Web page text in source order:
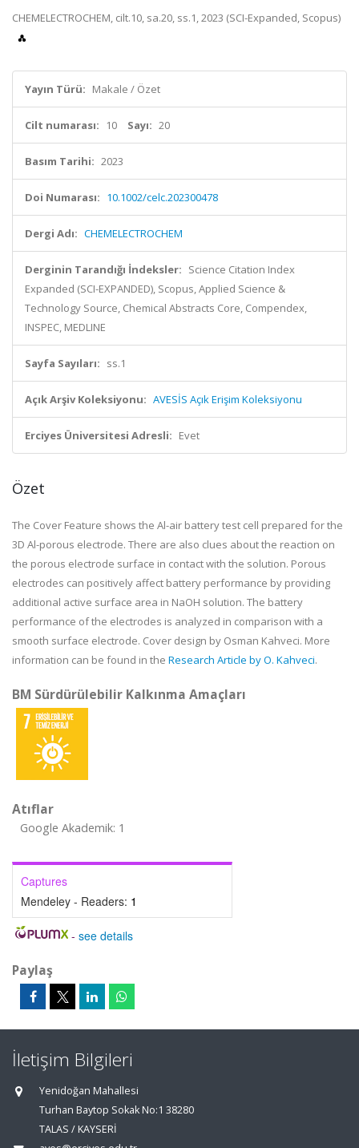
CHEMELECTROCHEM, cilt.10, sa.20, ss.1, 2023 (SCI-Expanded, Scopus)
Yayın Türü: Makale / Özet
Cilt numarası: 10 Sayı: 20
Basım Tarihi: 2023
Doi Numarası: 10.1002/celc.202300478
Dergi Adı: CHEMELECTROCHEM
Derginin Tarandığı İndeksler: Science Citation Index
Expanded (SCI-EXPANDED), Scopus, Applied Science &
Technology Source, Chemical Abstracts Core, Compendex,
INSPEC, MEDLINE
Sayfa Sayıları: ss.1
Açık Arşiv Koleksiyonu: AVESİS Açık Erişim Koleksiyonu
Erciyes Üniversitesi Adresli: Evet
Özet
The Cover Feature shows the Al-air battery test cell prepared for the
3D Al-porous electrode. There are also clues about the reaction on
the porous electrode surface in contact with the solution. Porous
electrodes can positively affect battery performance by providing
additional active surface area in NaOH solution. The battery
performance of the electrodes is analyzed in comparison with a
smooth surface electrode. Cover design by Osman Kahveci. More
information can be found in the Research Article by O. Kahveci.
BM Sürdürülebilir Kalkınma Amaçları
Atıflar
Google Akademik: 1
Captures
Mendeley - Readers: 1
- see details
Paylaş
İletişim Bilgileri
Yenidoğan Mahallesi
Turhan Baytop Sokak No:1 38280
TALAS / KAYSERİ